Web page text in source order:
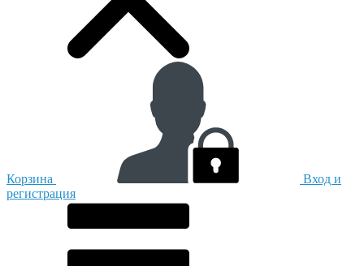
Корзина
Вход и
регистрация